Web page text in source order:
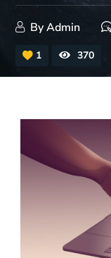
ByAdmin
1 370